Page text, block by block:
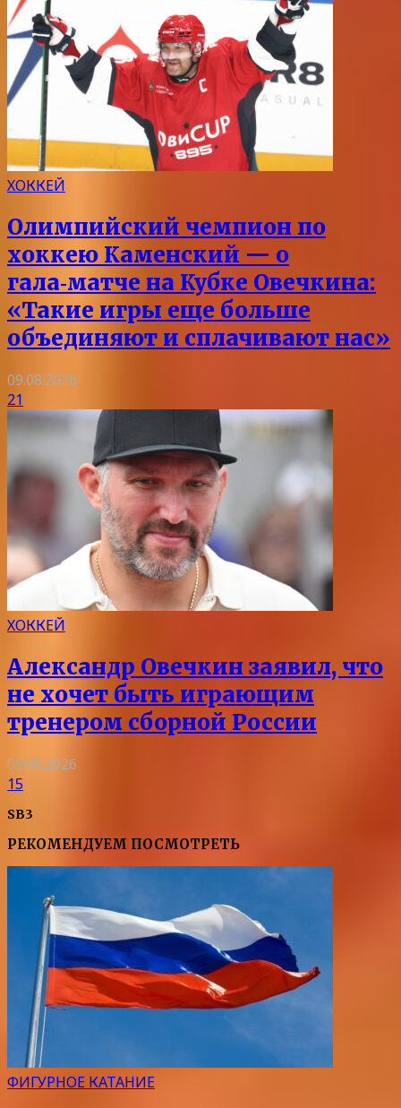
ХОККЕЙ
Олимпийский чемпион по
хоккею Каменский — о
гала‑матче на Кубке Овечкина:
«Такие игры еще больше
объединяют и сплачивают нас»
09.08.2026
21
ХОККЕЙ
Александр Овечкин заявил, что
не хочет быть играющим
тренером сборной России
09.08.2026
15
SB3
РЕКОМЕНДУЕМ ПОСМОТРЕТЬ
ФИГУРНОЕ КАТАНИЕ